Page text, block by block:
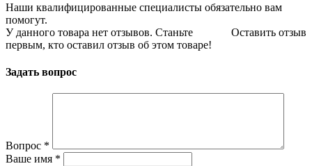
Наши квалифицированные специалисты обязательно вам
помогут.
Оставить отзыв
У данного товара нет отзывов. Станьте
первым, кто оставил отзыв об этом товаре!
Задать вопрос
Вопрос *
Ваше имя *